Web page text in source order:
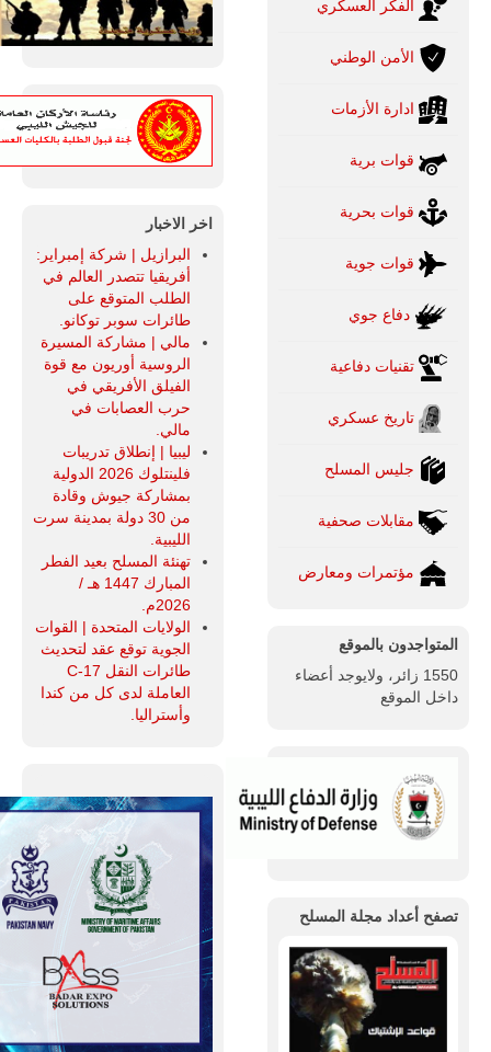
الفكر العسكري
الأمن الوطني
ادارة الأزمات
قوات برية
قوات بحرية
قوات جوية
دفاع جوي
تقنيات دفاعية
تاريخ عسكري
جليس المسلح
مقابلات صحفية
مؤتمرات ومعارض
المتواجدون بالموقع
1550 زائر، ولايوجد أعضاء
داخل الموقع
تصفح أعداد مجلة المسلح
اخر الاخبار
البرازيل | شركة إمبراير:
أفريقيا تتصدر العالم في
الطلب المتوقع على
طائرات سوبر توكانو.
مالي | مشاركة المسيرة
الروسية أوريون مع قوة
الفيلق الأفريقي في
حرب العصابات في
مالي.
ليبيا | إنطلاق تدريبات
فلينتلوك 2026 الدولية
بمشاركة جيوش وقادة
من 30 دولة بمدينة سرت
الليبية.
تهنئة المسلح بعيد الفطر
المبارك 1447 هـ /
2026م.
الولايات المتحدة | القوات
الجوية توقع عقد لتحديث
طائرات النقل C-17
العاملة لدى كل من كندا
وأستراليا.